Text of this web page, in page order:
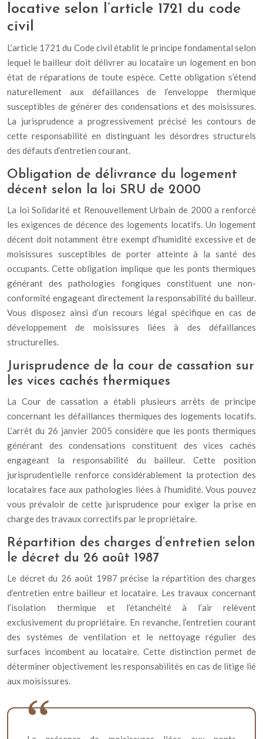
locative selon l’article 1721 du code
civil
L’article 1721 du Code civil établit le principe fondamental selon
lequel le bailleur doit délivrer au locataire un logement en bon
état de réparations de toute espèce. Cette obligation s’étend
naturellement aux défaillances de l’enveloppe thermique
susceptibles de générer des condensations et des moisissures.
La jurisprudence a progressivement précisé les contours de
cette responsabilité en distinguant les désordres structurels
des défauts d’entretien courant.
Obligation de délivrance du logement
décent selon la loi SRU de 2000
La loi Solidarité et Renouvellement Urbain de 2000 a renforcé
les exigences de décence des logements locatifs. Un logement
décent doit notamment être exempt d’humidité excessive et de
moisissures susceptibles de porter atteinte à la santé des
occupants. Cette obligation implique que les ponts thermiques
générant des pathologies fongiques constituent une non-
conformité engageant directement la responsabilité du bailleur.
Vous disposez ainsi d’un recours légal spécifique en cas de
développement de moisissures liées à des défaillances
structurelles.
Jurisprudence de la cour de cassation sur
les vices cachés thermiques
La Cour de cassation a établi plusieurs arrêts de principe
concernant les défaillances thermiques des logements locatifs.
L’arrêt du 26 janvier 2005 considère que les ponts thermiques
générant des condensations constituent des vices cachés
engageant la responsabilité du bailleur. Cette position
jurisprudentielle renforce considérablement la protection des
locataires face aux pathologies liées à l’humidité. Vous pouvez
vous prévaloir de cette jurisprudence pour exiger la prise en
charge des travaux correctifs par le propriétaire.
Répartition des charges d’entretien selon
le décret du 26 août 1987
Le décret du 26 août 1987 précise la répartition des charges
d’entretien entre bailleur et locataire. Les travaux concernant
l’isolation thermique et l’étanchéité à l’air relèvent
exclusivement du propriétaire. En revanche, l’entretien courant
des systèmes de ventilation et le nettoyage régulier des
surfaces incombent au locataire. Cette distinction permet de
déterminer objectivement les responsabilités en cas de litige lié
aux moisissures.